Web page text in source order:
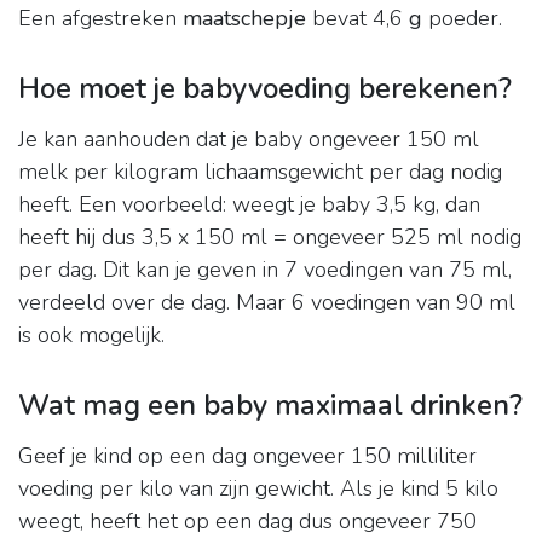
Een afgestreken maatschepje bevat 4,6 g poeder.
Hoe moet je babyvoeding berekenen?
Je kan aanhouden dat je baby ongeveer 150 ml
melk per kilogram lichaamsgewicht per dag nodig
heeft. Een voorbeeld: weegt je baby 3,5 kg, dan
heeft hij dus 3,5 x 150 ml = ongeveer 525 ml nodig
per dag. Dit kan je geven in 7 voedingen van 75 ml,
verdeeld over de dag. Maar 6 voedingen van 90 ml
is ook mogelijk.
Wat mag een baby maximaal drinken?
Geef je kind op een dag ongeveer 150 milliliter
voeding per kilo van zijn gewicht. Als je kind 5 kilo
weegt, heeft het op een dag dus ongeveer 750